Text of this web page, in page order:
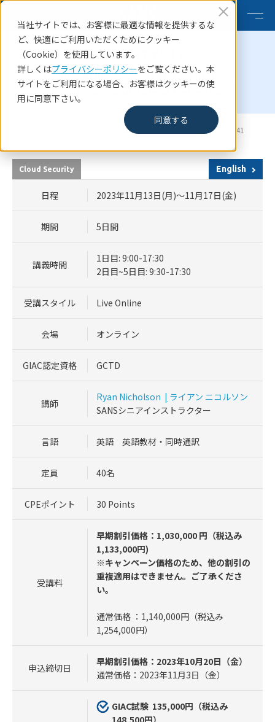
当社サイトでは、お客様に最適な情報を提供するな
ど、快適にご利用いただくためにクッキー
（Cookie）を使用しています。
詳しくはプライバシーポリシーをご覧ください。本
サイトをご利用になる場合、お客様はクッキーの使
用に同意下さい。
同意する
SECURITY541
Cloud Security Attacker Techniques,
Monitoring, and Threat Detection
SANS Japan November 2023 SECURITY541
Cloud Security English
日程 2023年11月13日(月)～11月17日(金)
期間 5日間
講義時間
1日目: 9:00-17:30
2日目~5日目: 9:30-17:30
受講スタイル Live Online
会場 オンライン
GIAC認定資格 GCTD
講師
Ryan Nicholson | ライアン ニコルソン
SANSシニアインストラクター
言語 英語 英語教材・同時通訳
定員 40名
CPEポイント 30 Points
受講料
早期割引価格：1,030,000 円（税込み
1,133,000円)
※キャンペーン価格のため、他の割引の
重複適用はできません。ご了承くださ
い。
通常価格 ：1,140,000円（税込み
1,254,000円）
申込締切日
早期割引価格：2023年10月20日（金）
通常価格：2023年11月3日（金）
GIAC試験 135,000円（税込み
148,500円）